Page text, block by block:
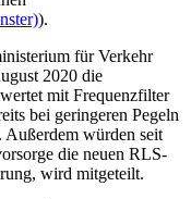
).
für Verkehr
2020 die
mit Frequenzfilter
bei geringeren Pegeln
Außerdem würden seit
die neuen RLS-
wird mitgeteilt.